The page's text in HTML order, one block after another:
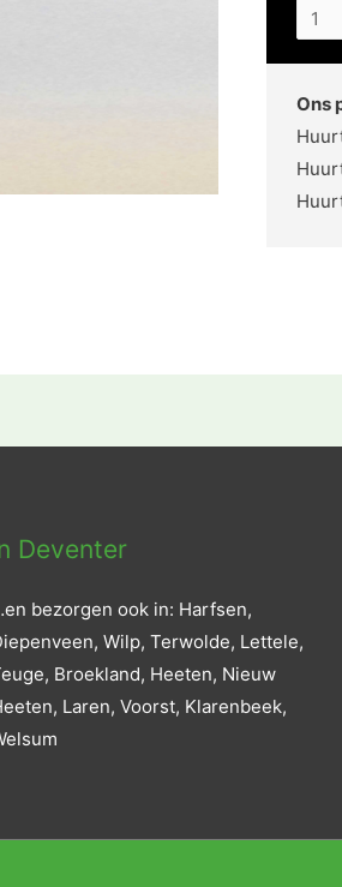
Ons
Deventer
bezorgen ook in: Harfsen,
Wilp, Terwolde, Lettele,
Broekland, Heeten, Nieuw
Laren, Voorst, Klarenbeek,